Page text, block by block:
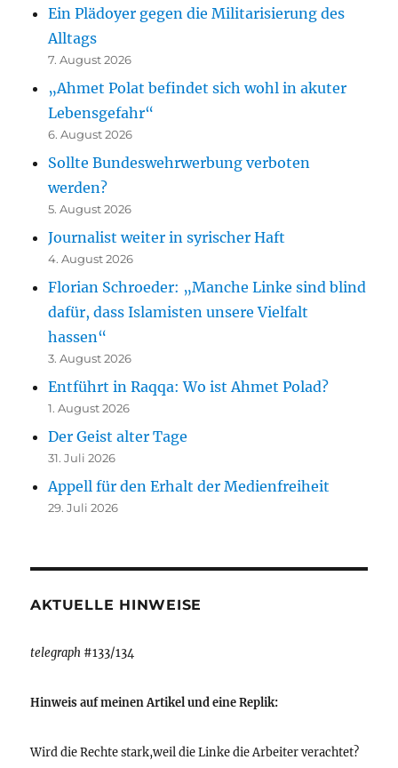
Ein Plädoyer gegen die Militarisierung des
Alltags
7. August 2026
„Ahmet Polat befindet sich wohl in akuter
Lebensgefahr“
6. August 2026
Sollte Bundeswehrwerbung verboten
werden?
5. August 2026
Journalist weiter in syrischer Haft
4. August 2026
Florian Schroeder: „Manche Linke sind blind
dafür, dass Islamisten unsere Vielfalt
hassen“
3. August 2026
Entführt in Raqqa: Wo ist Ahmet Polad?
1. August 2026
Der Geist alter Tage
31. Juli 2026
Appell für den Erhalt der Medienfreiheit
29. Juli 2026
AKTUELLE HINWEISE
telegraph #133/134
Hinweis auf meinen Artikel und eine Replik:
Wird die Rechte stark,weil die Linke die Arbeiter verachtet?